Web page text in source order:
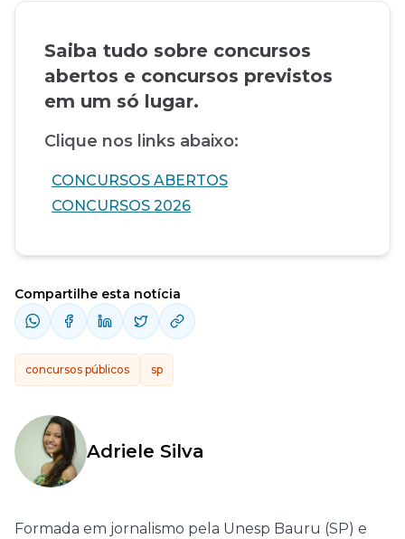
Saiba tudo sobre concursos
abertos e concursos previstos
em um só lugar.
Clique nos links abaixo:
CONCURSOS ABERTOS
CONCURSOS 2026
Compartilhe esta notícia
concursos públicos sp
Adriele Silva
Formada em jornalismo pela Unesp Bauru (SP) e